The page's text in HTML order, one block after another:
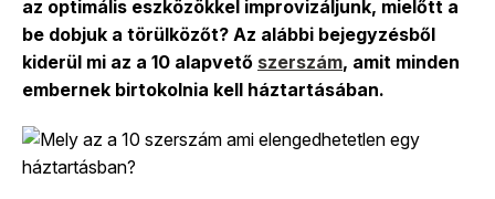
az optimális eszközökkel improvizáljunk, mielőtt a
be dobjuk a törülközőt? Az alábbi bejegyzésből
kiderül mi az a 10 alapvető szerszám, amit minden
embernek birtokolnia kell háztartásában.